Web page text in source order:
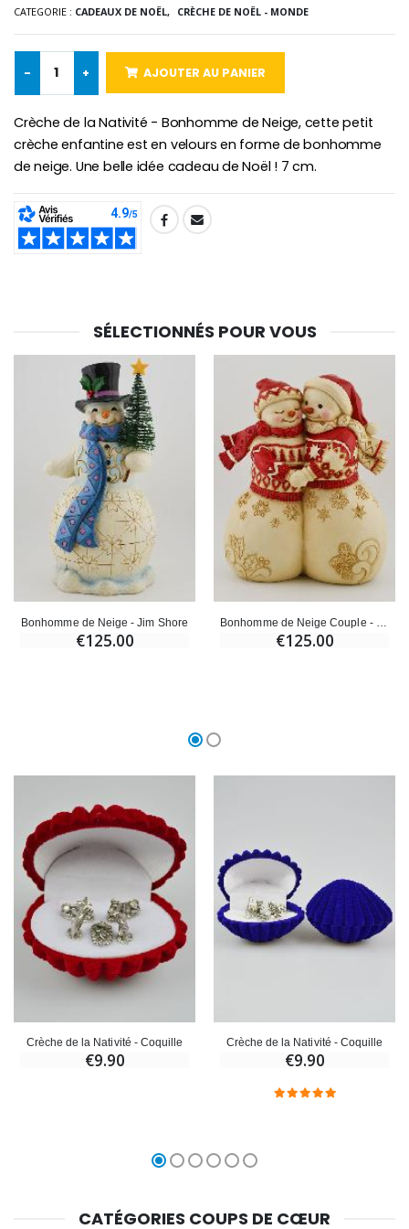
€9.90
Bougie Neuvaine pour une Guérison - 17.5cm
€4.90 €23.00
CATEGORIE : CADEAUX DE NOËL, CRÈCHE DE NOËL - MONDE
- + AJOUTER AU PANIER
Crèche de la Nativité - Bonhomme de Neige, cette petit
crèche enfantine est en velours en forme de bonhomme
de neige. Une belle idée cadeau de Noël ! 7 cm.
SHARE:
SÉLECTIONNÉS POUR VOUS
Bonhomme de Neige - Jim Shore
€125.00 €125.00
Crèche de la Nativité - Coquille
€9.90
Crèche de la Nativité - Coquille
€9.90
CATÉGORIES COUPS DE CŒUR